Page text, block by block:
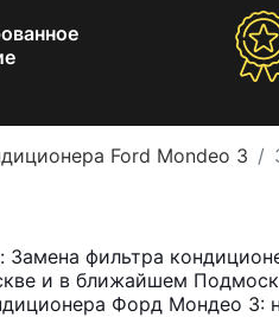
Ford Mondeo 3
фильтра
и в ближайшем
Форд Мондео 3: